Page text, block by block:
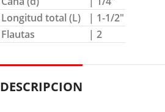
Longitud total (L)
| 1-1/2″
Flautas
| 2
DESCRIPCION